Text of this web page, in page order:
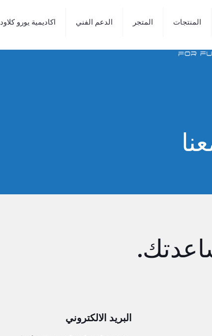
المنتجات المتجر الدعم الفني اكاديمية يورو كلاود
البريد الالكتروني